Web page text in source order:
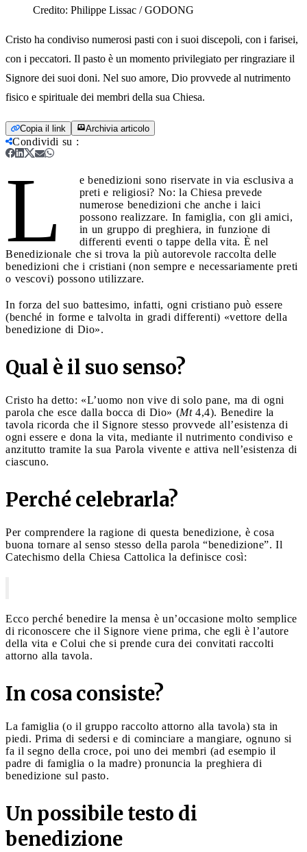
Credito: Philippe Lissac / GODONG
Cristo ha condiviso numerosi pasti con i suoi discepoli, con i farisei,
con i peccatori. Il pasto è un momento privilegiato per ringraziare il
Signore dei suoi doni. Nel suo amore, Dio provvede al nutrimento
fisico e spirituale dei membri della sua Chiesa.
Copia il link Archivia articolo
Condividi su :
L
e benedizioni sono riservate in via esclusiva a
preti e religiosi? No: la Chiesa prevede
numerose benedizioni che anche i laici
possono realizzare. In famiglia, con gli amici,
in un gruppo di preghiera, in funzione di
differenti eventi o tappe della vita. È nel
Benedizionale che si trova la più autorevole raccolta delle
benedizioni che i cristiani (non sempre e necessariamente preti
o vescovi) possono utilizzare.
In forza del suo battesimo, infatti, ogni cristiano può essere
(benché in forme e talvolta in gradi differenti) «vettore della
benedizione di Dio».
Qual è il suo senso?
Cristo ha detto: «L’uomo non vive di solo pane, ma di ogni
parola che esce dalla bocca di Dio» (Mt4,4). Benedire la
tavola ricorda che il Signore stesso provvede all’esistenza di
ogni essere e dona la vita, mediante il nutrimento condiviso e
anzitutto tramite la sua Parola vivente e attiva nell’esistenza di
ciascuno.
Perché celebrarla?
Per comprendere la ragione di questa benedizione, è cosa
buona tornare al senso stesso della parola “benedizione”. Il
Catechismo della Chiesa Cattolica la definisce così:
Ecco perché benedire la mensa è un’occasione molto semplice
di riconoscere che il Signore viene prima, che egli è l’autore
della vita e Colui che si prende cura dei convitati raccolti
attorno alla tavola.
In cosa consiste?
La famiglia (o il gruppo raccolto attorno alla tavola) sta in
piedi. Prima di sedersi e di cominciare a mangiare, ognuno si
fa il segno della croce, poi uno dei membri (ad esempio il
padre di famiglia o la madre) pronuncia la preghiera di
benedizione sul pasto.
Un possibile testo di
benedizione